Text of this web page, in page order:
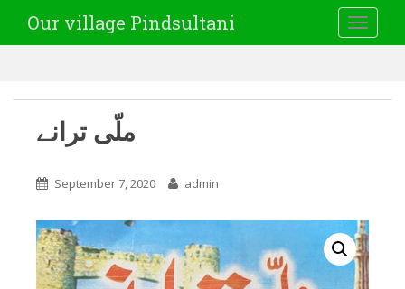
Our village Pindsultani
ملّی ترانے
September 7, 2020 admin